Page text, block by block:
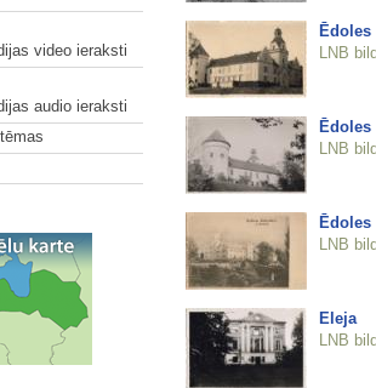
video ieraksti
audio ieraksti
Ēdoles
LNB
Ēdoles
LNB
Ēdoles
LNB
Eleja
LNB